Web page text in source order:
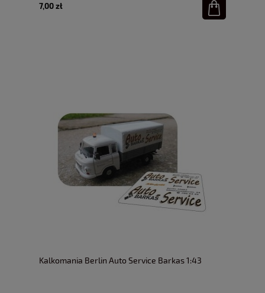
7,00 zł
Kalkomania Berlin Auto Service Barkas 1:43